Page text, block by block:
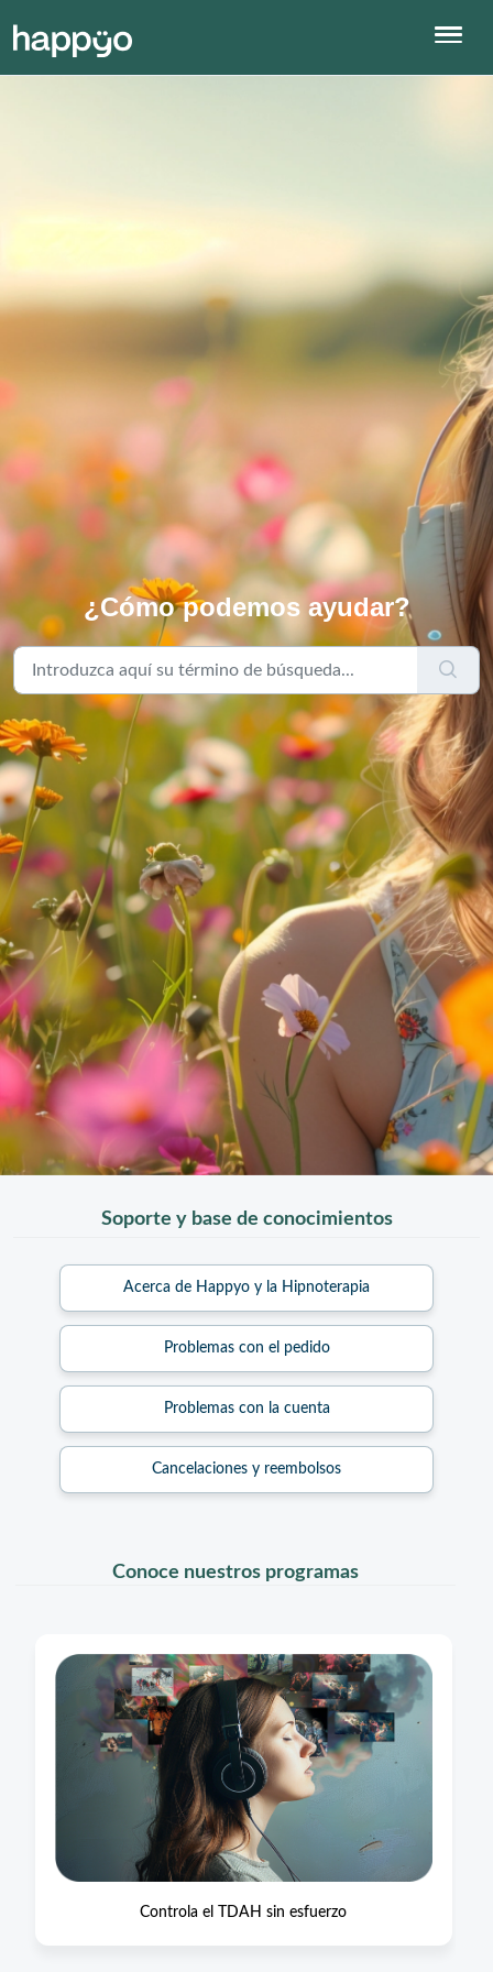
¿Cómo podemos ayudar?
Soporte y base de conocimientos
Acerca de Happyo y la Hipnoterapia
Problemas con el pedido
Problemas con la cuenta
Cancelaciones y reembolsos
Conoce nuestros programas
Controla el TDAH sin esfuerzo